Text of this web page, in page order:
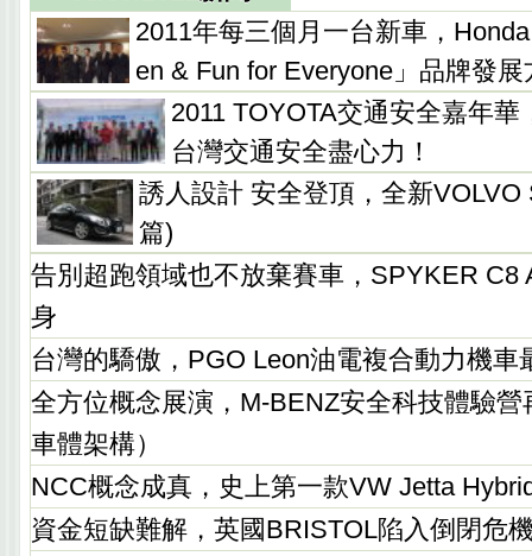
2011年每三個月一台新車，
en & Fun for Everyone」品牌發展
2011 TOYOTA交通安全嘉年
台灣交通安全盡心力！
誘人設計 安全登頂，全新VOLVO
篇)
告別超跑領域也不放棄賽車，SPYKER C8
身
台灣的驕傲，PGO Leon油電複合動力機車
全方位概念展演，M-BENZ安全科技體驗
車體架構）
NCC概念成真，史上第一款VW Jetta
資金短缺難解，英國BRISTOL陷入倒閉危